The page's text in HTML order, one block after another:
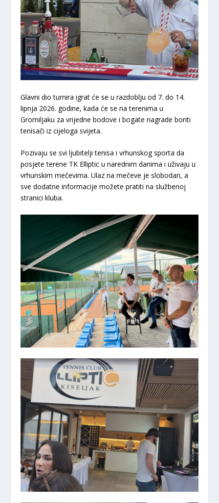
​Glavni dio turnira igrat će se u razdoblju od 7. do 14.
lipnja 2026. godine, kada će se na terenima u
Gromiljaku za vrijedne bodove i bogate nagrade boriti
tenisači iz cijeloga svijeta.
​Pozivaju se svi ljubitelji tenisa i vrhunskog sporta da
posjete terene TK Elliptic u narednim danima i uživaju u
vrhunskim mečevima. Ulaz na mečeve je slobodan, a
sve dodatne informacije možete pratiti na službenoj
stranici kluba.